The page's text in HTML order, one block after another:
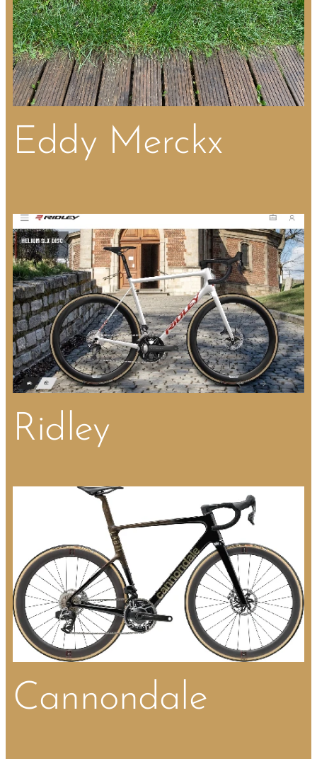
Eddy Merckx
Ridley
Cannondale